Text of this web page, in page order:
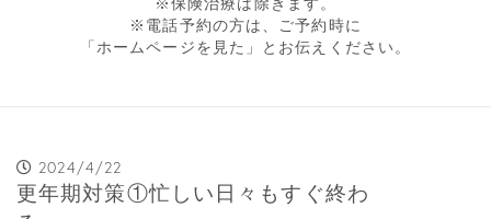
※電話予約の方は、ご予約時に
「ホームページを見た」とお伝えください。
2024/4/22
更年期対策①忙しい日々もすぐ終わ